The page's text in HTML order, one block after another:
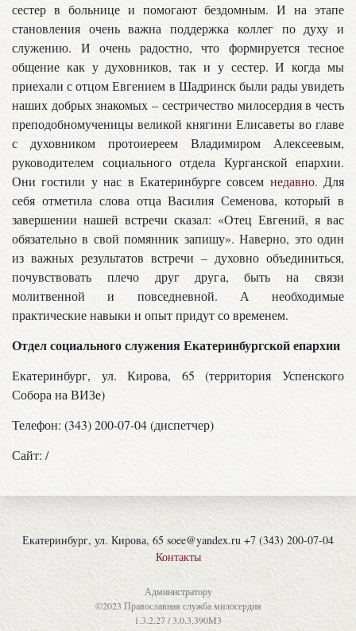
сестер в больнице и помогают бездомным. И на этапе
становления очень важна поддержка коллег по духу и
служению. И очень радостно, что формируется тесное
общение как у духовников, так и у сестер. И когда мы
приехали с отцом Евгением в Шадринск были рады увидеть
наших добрых знакомых – сестричество милосердия в честь
преподобномученицы великой княгини Елисаветы во главе
с духовником протоиереем Владимиром Алексеевым,
руководителем социального отдела Курганской епархии.
Они гостили у нас в Екатеринбурге совсем недавно. Для
себя отметила слова отца Василия Семенова, который в
завершении нашей встречи сказал: «Отец Евгений, я вас
обязательно в свой помянник запишу». Наверно, это один
из важных результатов встречи – духовно объединиться,
почувствовать плечо друг друга, быть на связи
молитвенной и повседневной. А необходимые
практические навыки и опыт придут со временем.
Отдел социального служения Екатеринбургской епархии
Екатеринбург, ул. Кирова, 65 (территория Успенского
Собора на ВИЗе)
Телефон: (343) 200-07-04 (диспетчер)
Сайт: /
Екатеринбург, ул. Кирова, 65 soee@yandex.ru +7 (343) 200-07-04
Контакты
Администратору
©2023 Православная служба милосердия
1.3.2.27 / 3.0.3.390M3